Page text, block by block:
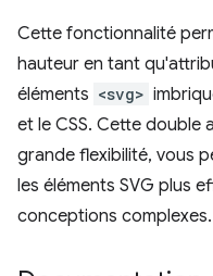
Cette fonctionnalité
hauteur en tant
éléments <svg>
et le CSS. Cette double
grande flexibilité, vous
les éléments SVG plus
conceptions complexes.